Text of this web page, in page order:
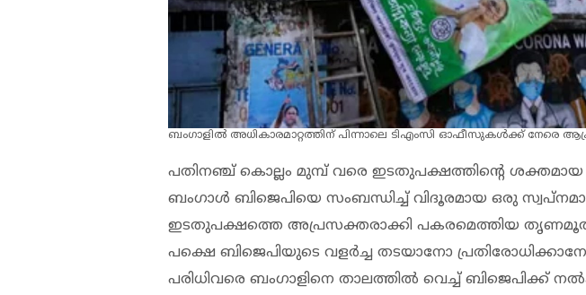
ബംഗാളിൽ അധികാരമാറ്റത്തിന് പിന്നാലെ ടിഎംസി ഓഫീസുകൾക്ക് നേരെ
പതിനഞ്ച് കൊല്ലം മുമ്പ് വരെ ഇടതുപക്ഷത്തിൻ്റെ ശക്തമായ
ബം​ഗാൾ ബിജെപിയെ സംബന്ധിച്ച് വിദൂരമായ ഒരു
ഇടതുപക്ഷത്തെ അപ്രസക്തരാക്കി പകരമെത്തിയ
പക്ഷെ ബിജെപിയുടെ വള‍ർച്ച തടയാനോ പ്രതിരോധിക്കാനോ
പരിധിവരെ ബം​ഗാളിനെ താലത്തിൽ വെച്ച് ബിജെപിക്ക്